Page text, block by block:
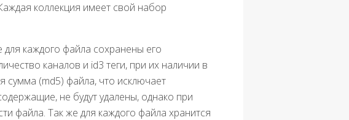
коллекция имеет свой набор
каждого файла сохранены его
каналов и id3 теги, при их наличии в
сумма (md5) файла, что исключает
не будут удалены, однако при
файла. Так же для каждого файла хранится